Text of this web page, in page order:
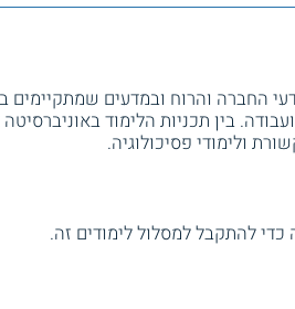
החברה והרוח ובמדעים שמתקיימים
בין תכניות הלימוד
ולימודי פסיכולוגיה.
כדי להתקבל למסלול לימודים זה.